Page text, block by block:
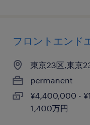
フロントエンド
東京23区,東京
permanent
¥4,400,000 -
1,400万円